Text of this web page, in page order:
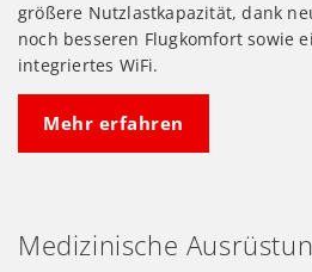
größere Nutzlastkapazität, dank
noch besseren Flugkomfort sowie
integriertes WiFi.
Mehr erfahren
Medizinische